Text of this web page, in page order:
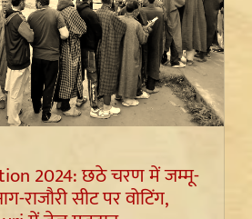
2024: छठे चरण में जम्मू-
राजौरी सीट पर वोटिंग,